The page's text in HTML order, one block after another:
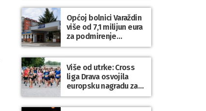
Općoj bolnici Varaždin
više od 7,1 milijun eura
za podmirenje
dospjelih obveza
prema dobavljačima
Više od utrke: Cross
liga Drava osvojila
europsku nagradu za
sport koji povezuje
generacije